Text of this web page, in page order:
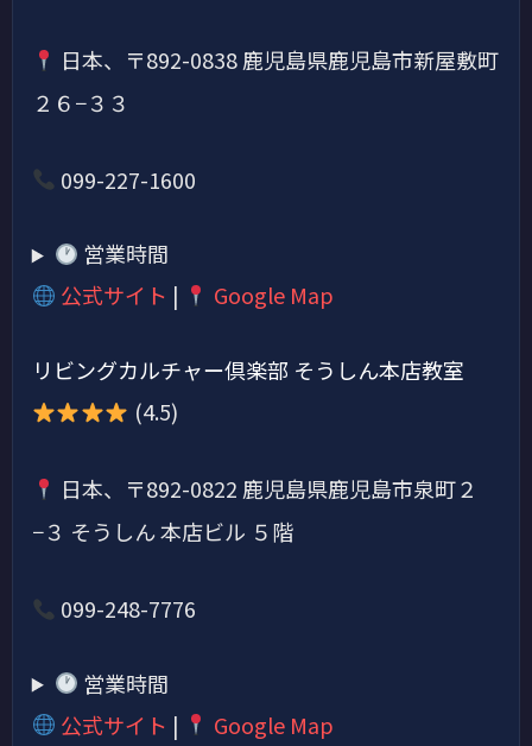
日本、〒892-0838 鹿児島県鹿児島市新屋敷町
２６−３３
099-227-1600
営業時間
公式サイト | Google Map
リビングカルチャー倶楽部 そうしん本店教室
(4.5)
日本、〒892-0822 鹿児島県鹿児島市泉町２
−３ そうしん 本店ビル ５階
099-248-7776
営業時間
公式サイト | Google Map